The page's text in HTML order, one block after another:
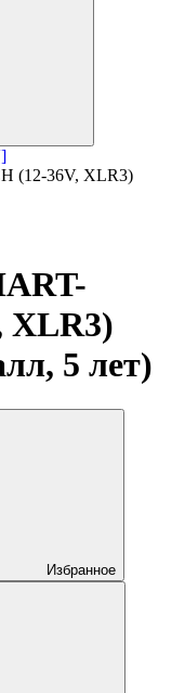
(12-36V, XLR3)
XLR3)
5 лет)
Избранное